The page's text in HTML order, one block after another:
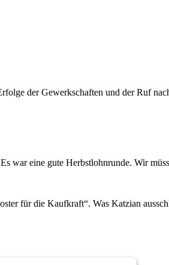
der Gewerkschaften und der Ruf
war eine gute Herbstlohnrunde. Wir
für die Kaufkraft“. Was Katzian